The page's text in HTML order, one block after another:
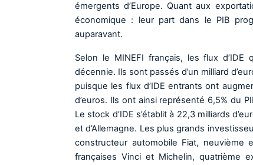
émergents d’Europe. Quant aux
économique : leur part dans le PIB
auparavant.
Selon le MINEFI français, les flux
décennie. Ils sont passés d’un milliard
puisque les flux d’IDE entrants ont
d’euros. Ils ont ainsi représenté 6,5% du
Le stock d’IDE s’établit à 22,3 milliards
et d’Allemagne. Les plus grands
constructeur automobile Fiat,
françaises Vinci et Michelin, quatrième